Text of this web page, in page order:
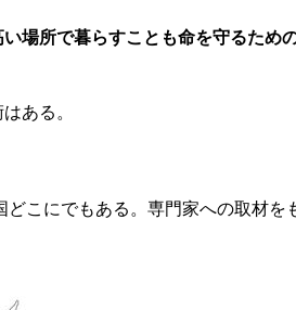
場所で暮らすことも命を守るため
ある。
こにでもある。専門家への取材を